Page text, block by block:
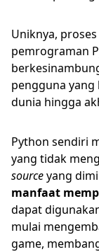
Uniknya,
pemrograman
pengguna yang
dunia hingga
Python sendiri
yang tidak
sourceyang
manfaat
dapat
mulai
game,